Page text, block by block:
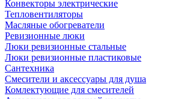
Конвекторы электрические
Тепловентиляторы
Масляные обогреватели
Ревизионные люки
Люки ревизионные стальные
Люки ревизионные пластиковые
Сантехника
Смесители и аксессуары для душа
Комлектующие для смесителей